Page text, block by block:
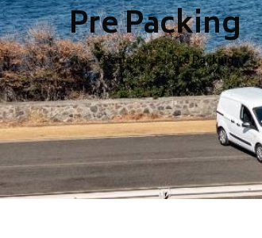
Pre Packing
→Projects→Pre Packing